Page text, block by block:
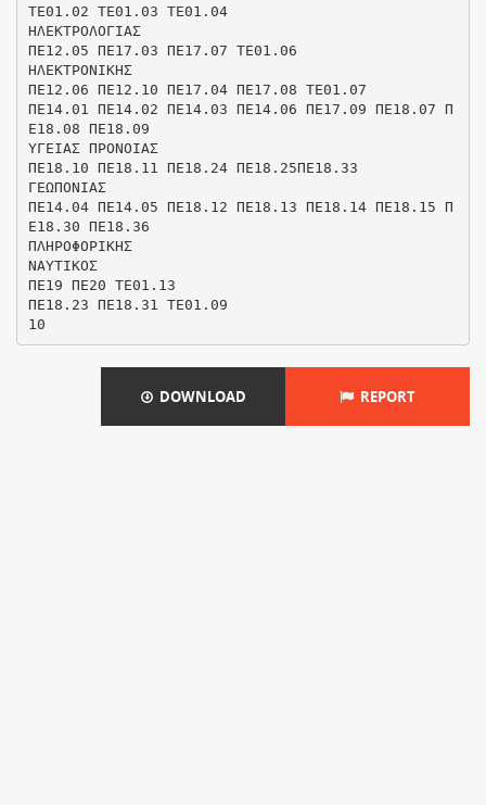
DOWNLOAD REPORT